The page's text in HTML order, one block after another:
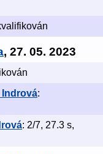
, 27. 05. 2023
Indrová:
: 2/7, 27.3 s,